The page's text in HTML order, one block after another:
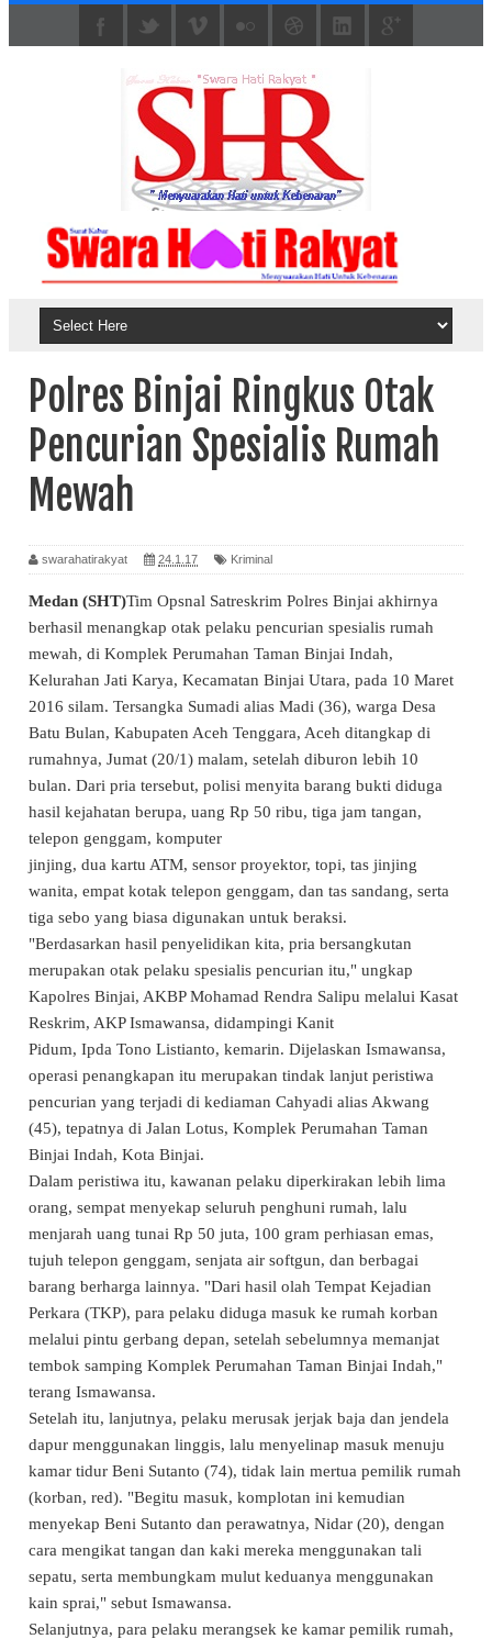
Polres Binjai Ringkus Otak
Pencurian Spesialis Rumah
Mewah
swarahatirakyat 24.1.17 Kriminal
Medan (SHT)Tim Opsnal Satreskrim Polres Binjai akhirnya
berhasil menangkap otak pelaku pencurian spesialis rumah
mewah, di Komplek Perumahan Taman Binjai Indah,
Kelurahan Jati Karya, Kecamatan Binjai Utara, pada 10 Maret
2016 silam. Tersangka Sumadi alias Madi (36), warga Desa
Batu Bulan, Kabupaten Aceh Tenggara, Aceh ditangkap di
rumahnya, Jumat (20/1) malam, setelah diburon lebih 10
bulan. Dari pria tersebut, polisi menyita barang bukti diduga
hasil kejahatan berupa, uang Rp 50 ribu, tiga jam tangan,
telepon genggam, komputer
jinjing, dua kartu ATM, sensor proyektor, topi, tas jinjing
wanita, empat kotak telepon genggam, dan tas sandang, serta
tiga sebo yang biasa digunakan untuk beraksi.
"Berdasarkan hasil penyelidikan kita, pria bersangkutan
merupakan otak pelaku spesialis pencurian itu," ungkap
Kapolres Binjai, AKBP Mohamad Rendra Salipu melalui Kasat
Reskrim, AKP Ismawansa, didampingi Kanit
Pidum, Ipda Tono Listianto, kemarin. Dijelaskan Ismawansa,
operasi penangkapan itu merupakan tindak lanjut peristiwa
pencurian yang terjadi di kediaman Cahyadi alias Akwang
(45), tepatnya di Jalan Lotus, Komplek Perumahan Taman
Binjai Indah, Kota Binjai.
Dalam peristiwa itu, kawanan pelaku diperkirakan lebih lima
orang, sempat menyekap seluruh penghuni rumah, lalu
menjarah uang tunai Rp 50 juta, 100 gram perhiasan emas,
tujuh telepon genggam, senjata air softgun, dan berbagai
barang berharga lainnya. "Dari hasil olah Tempat Kejadian
Perkara (TKP), para pelaku diduga masuk ke rumah korban
melalui pintu gerbang depan, setelah sebelumnya memanjat
tembok samping Komplek Perumahan Taman Binjai Indah,"
terang Ismawansa.
Setelah itu, lanjutnya, pelaku merusak jerjak baja dan jendela
dapur menggunakan linggis, lalu menyelinap masuk menuju
kamar tidur Beni Sutanto (74), tidak lain mertua pemilik rumah
(korban, red). "Begitu masuk, komplotan ini kemudian
menyekap Beni Sutanto dan perawatnya, Nidar (20), dengan
cara mengikat tangan dan kaki mereka menggunakan tali
sepatu, serta membungkam mulut keduanya menggunakan
kain sprai," sebut Ismawansa.
Selanjutnya, para pelaku merangsek ke kamar pemilik rumah,